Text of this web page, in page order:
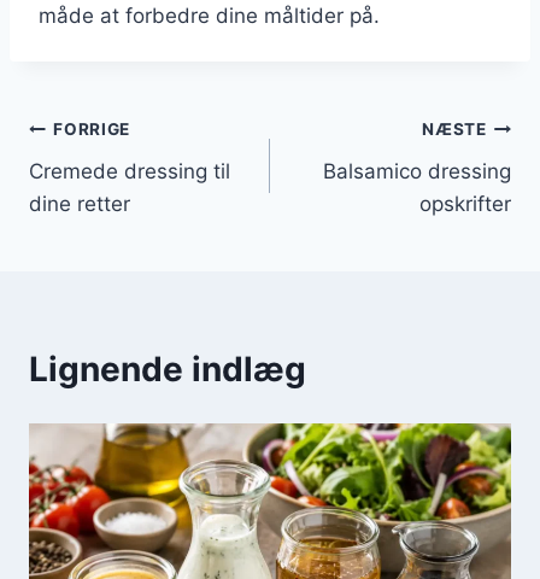
måde at forbedre dine måltider på.
Indlægsnavigation
FORRIGE
Cremede dressing til
dine retter
NÆSTE
Balsamico dressing
opskrifter
Lignende indlæg